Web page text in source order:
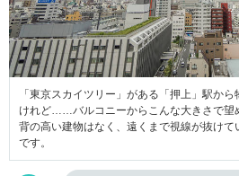
「東京スカイツリー」がある「押上」駅か
けれど……バルコニーからこんな大きさで望
背の高い建物はなく、遠くまで視線が抜け
です。